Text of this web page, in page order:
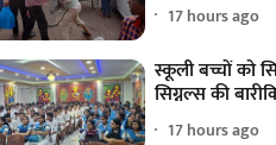
17 hours ago
स्कूली बच्चों को
सिग्नल्स की
17 hours ago